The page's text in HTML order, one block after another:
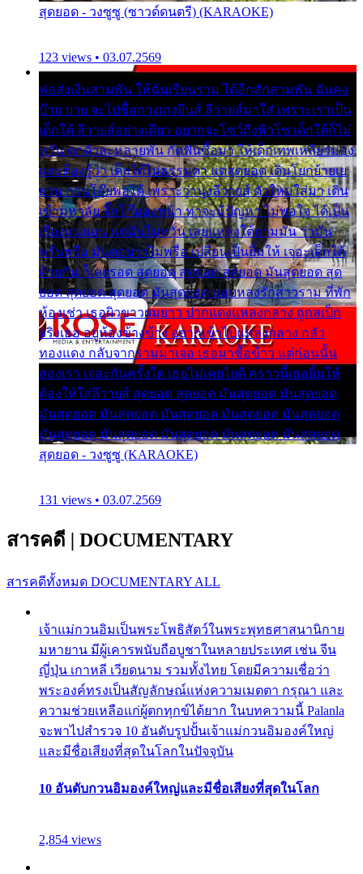
สุดยอด - วงซูซู (ซาวด์ดนตรี) (KARAOKE)
123 views • 03.07.2569
พ่อส่งเงินสามพัน ให้ฉันเรียนราม ได้อีกสักสามพัน ฉันคง
บ๊าย บาย จะไปซื้อกางเกงยีนส์ ลีวายส์มาใส่ เพราะเราเป็น
เด็กใต้ ลีวายส์อย่างเดียว อยากจะโชว์ถึงหิวโซ เด็กใต้ก็ไม่
หวั่น ตกตัวละหลายพัน กัดฟันซื้อมา ให้เด็กเทพเหลียวมอง
และต้องรู้ว่า เด็กใต้ไม่ธรรมดา แต่สุดยอด เดินโยกย้ายเย
ยวน กวนโอ๊ยพอได้ เพราะว่านุ่งลีวายส์ ตัวใหม่ใส่มา เดิน
เข้ามหาลัย จิ๊กโก๊มองหน้า ท่าจะมีปัญหา ไม่พอใจ ได้เป็น
เรื่องแน่นอน แต่ฉันไม่หวั่น เลยแหลงใต้ถามมัน ว่ามัน
พรั่นพรือ มันตอบว่าไม่พรื่อ เปลี่ยนเป็นยิ้มให้ เจอะเด็กใต้
ด้วยกัน ก็เลยรอด สุดยอด สุดยอด สุดยอด มันสุดยอด สุด
ยอด สุดยอด สุดยอด มันสุดยอด แอบหลงรักสาวราม ที่พัก
ห้องเช่า เธอผิวขาวผมยาว ปากแดงแหลงกลาง ถูกสเป็ก
จริงเธอ อยู่ห้องข้างข้าง อยากเข้าไปแหลงกลาง กลัว
ทองแดง กลับจากรามมาเจอ เธอมาซื้อข้าว แต่ก่อนนั้น
สองเรา เจอะกันครั้งใด เธอไม่เคยไยดี คราวนี้เธอยิ้มให้
ต้องให้ใส่ลีวายส์ สุดยอด สุดยอด มันสุดยอด มันสุดยอด
มันสุดยอด มันสุดยอด มันสุดยอด มันสุดยอด มันสุดยอด
มันสุดยอด มันสุดยอด มันสุดยอด มันสุดยอด มันสุดยอด
สุดยอด - วงซูซู (KARAOKE)
131 views • 03.07.2569
สารคดี | DOCUMENTARY
สารคดีทั้งหมด DOCUMENTARY ALL
เจ้าแม่กวนอิมเป็นพระโพธิสัตว์ในพระพุทธศาสนานิกาย
มหายาน มีผู้เคารพนับถือบูชาในหลายประเทศ เช่น จีน
ญี่ปุ่น เกาหลี เวียดนาม รวมทั้งไทย โดยมีความเชื่อว่า
พระองค์ทรงเป็นสัญลักษณ์แห่งความเมตตา กรุณา และ
ความช่วยเหลือแก่ผู้ตกทุกข์ได้ยาก ในบทความนี้ Palanla
จะพาไปสำรวจ 10 อันดับรูปปั้นเจ้าแม่กวนอิมองค์ใหญ่
และมีชื่อเสียงที่สุดในโลกในปัจจุบัน
10 อันดับกวนอิมองค์ใหญ่และมีชื่อเสียงที่สุดในโลก
2,854 views